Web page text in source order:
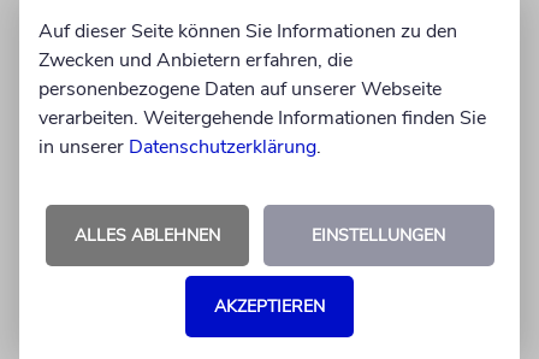
Auf dieser Seite können Sie Informationen zu den
Zwecken und Anbietern erfahren, die
personenbezogene Daten auf unserer Webseite
verarbeiten. Weitergehende Informationen finden Sie
in unserer Datenschutzerklärung.
ALLES ABLEHNEN EINSTELLUNGEN
AKZEPTIEREN